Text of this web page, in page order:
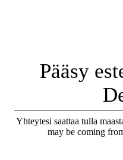
Pääsy
Yhteytesi saattaa tulla
may be coming